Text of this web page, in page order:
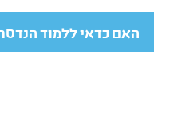
האם כדאי ללמוד הנדסת